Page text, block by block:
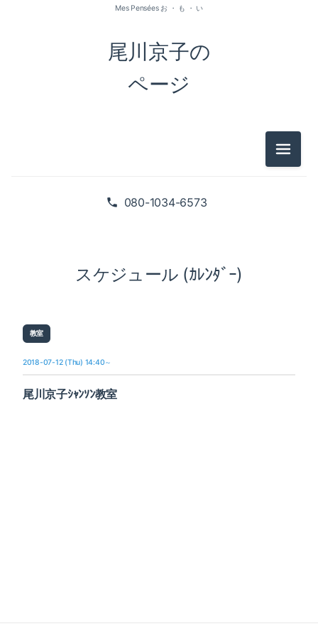
080-1034-6573
尾川京子の
ページ
Mes Pensées お ・ も ・ い
メニュ
スケジュール (ｶﾚﾝﾀﾞｰ)
教室
2018-07-12 (Thu) 14:40～
尾川京子ｼｬﾝｿﾝ教室